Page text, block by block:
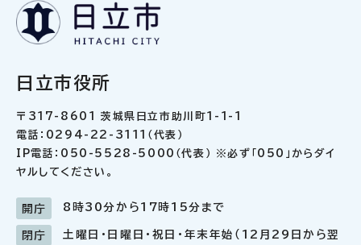
日立市役所
〒317-8601 茨城県日立市助川町1-1-1
電話：0294-22-3111（代表）
IP電話：050-5528-5000（代表） ※必ず「050」からダイ
ヤルしてください。
開庁 8時30分から17時15分まで
閉庁
土曜日・日曜日・祝日・年末年始（12月29日から翌